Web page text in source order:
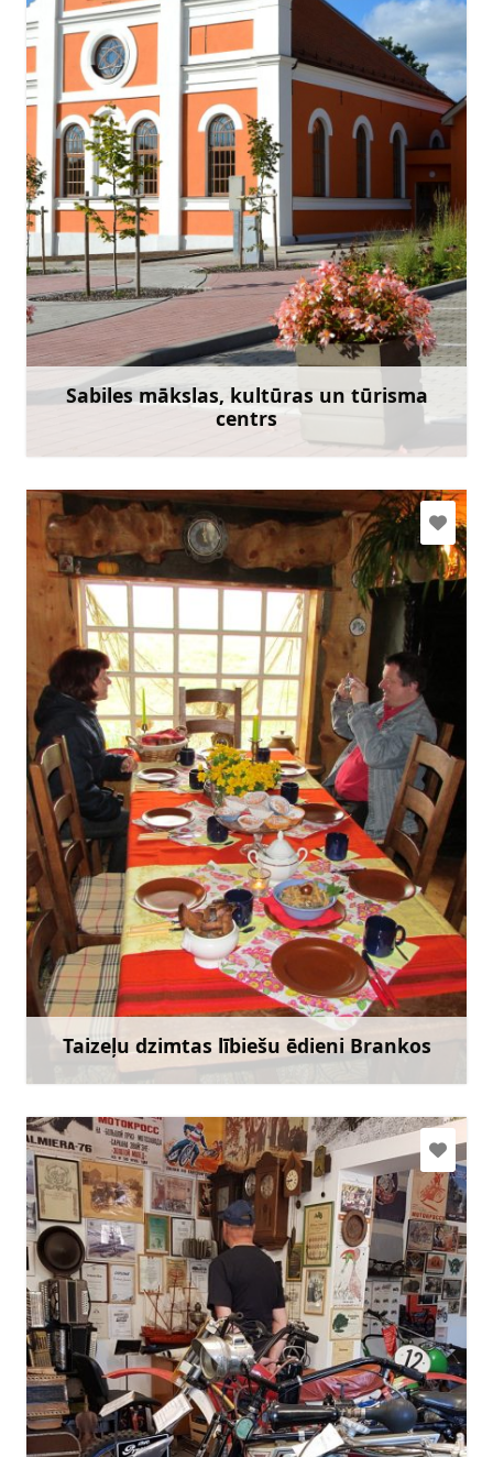
Sabiles mākslas, kultūras un tūrisma
centrs
art.sabile@talsi.lv tic.sabile@talsi.lv
+371 27841827 tūrisma jautājumos
Doties
Taizeļu dzimtas lībiešu ēdieni Brankos
mazirbe.branki@gmail.com
+371 29469165
Doties
Uzzināt vairāk